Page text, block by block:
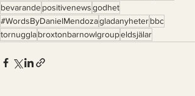
bevarandepositivenewsgodhet
#WordsByDanielMendozagladanyheterbbc
tornugglabroxtonbarnowlgroupeldsjälar